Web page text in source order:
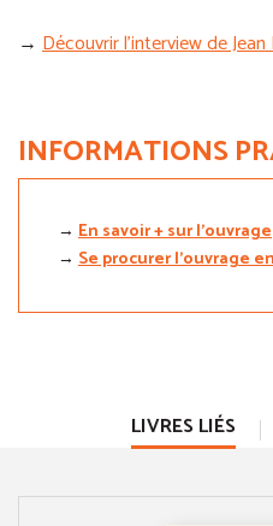
→ Découvrir l’interview de
INFORMATIONS
→ En savoir + sur l'ouvrage
→ Se procurer l'ouvrage
LIVRES LIÉS